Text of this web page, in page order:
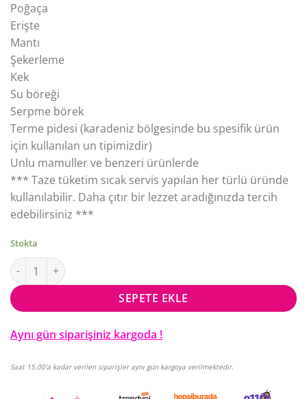
Poğaça
Erişte
Mantı
Şekerleme
Kek
Su böreği
Serpme börek
Terme pidesi (karadeniz bölgesinde bu spesifik ürün
için kullanılan un tipimizdir)
Unlu mamuller ve benzeri ürünlerde
*** Taze tüketim sıcak servis yapılan her türlü üründe
kullanılabilir. Daha çıtır bir lezzet aradığınızda tercih
edebilirsiniz ***
Stokta
Hatap Pasta Börek Baklavalık Katkısız Un 10 Kg adet
SEPETE EKLE
Aynı gün siparişiniz kargoda !
Saat 15.00'a kadar verilen siparişler aynı gün kargoya verilmektedir.